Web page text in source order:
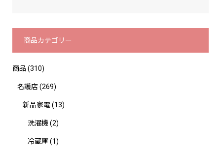
商品カテゴリー
商品 (310)
名護店(269)
新品家電(13)
洗濯機 (2)
冷蔵庫(1)